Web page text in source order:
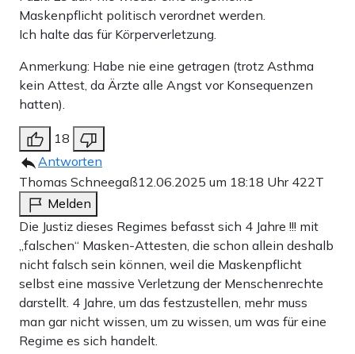
Maskenpflicht politisch verordnet werden.
Ich halte das für Körperverletzung.
Anmerkung: Habe nie eine getragen (trotz Asthma
kein Attest, da Ärzte alle Angst vor Konsequenzen
hatten).
18
Antworten
Thomas Schneegaß12.06.2025 um 18:18 Uhr 422T
Melden
Die Justiz dieses Regimes befasst sich 4 Jahre !!! mit
„falschen“ Masken-Attesten, die schon allein deshalb
nicht falsch sein können, weil die Maskenpflicht
selbst eine massive Verletzung der Menschenrechte
darstellt. 4 Jahre, um das festzustellen, mehr muss
man gar nicht wissen, um zu wissen, um was für eine
Regime es sich handelt.